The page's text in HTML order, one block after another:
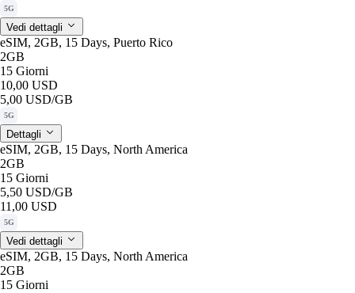
5G
Vedi dettagli
eSIM, 2GB, 15 Days, Puerto Rico
2GB
15 Giorni
10,00 USD
5,00 USD/GB
5G
Dettagli
eSIM, 2GB, 15 Days, North America
2GB
15 Giorni
5,50 USD/GB
11,00 USD
5G
Vedi dettagli
eSIM, 2GB, 15 Days, North America
2GB
15 Giorni